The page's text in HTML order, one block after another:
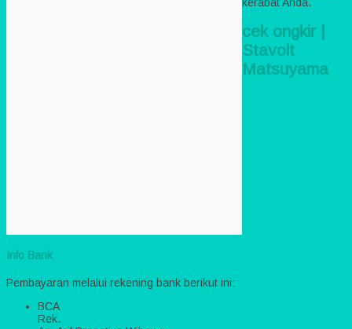
Info Bank
Pembayaran melalui rekening bank berikut ini:
BCA
Rek.
cek ongkir |
Stavolt
Matsuyama